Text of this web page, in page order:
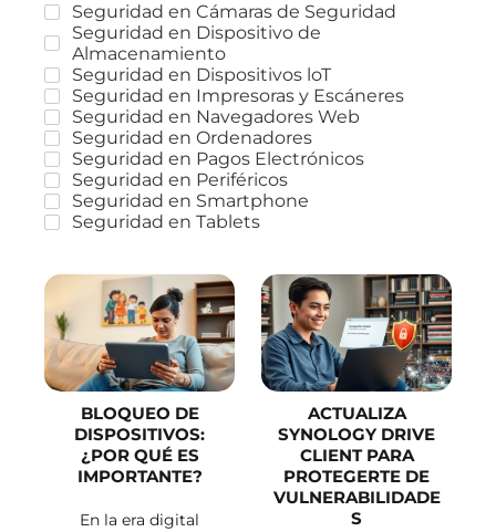
Seguridad en Cámaras de Seguridad
Seguridad en Dispositivo de
Almacenamiento
Seguridad en Dispositivos loT
Seguridad en Impresoras y Escáneres
Seguridad en Navegadores Web
Seguridad en Ordenadores
Seguridad en Pagos Electrónicos
Seguridad en Periféricos
Seguridad en Smartphone
Seguridad en Tablets
BLOQUEO DE
DISPOSITIVOS:
¿POR QUÉ ES
IMPORTANTE?
En la era digital
ACTUALIZA
SYNOLOGY DRIVE
CLIENT PARA
PROTEGERTE DE
VULNERABILIDADE
S